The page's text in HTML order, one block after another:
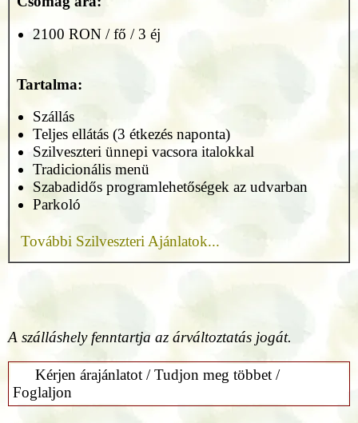
2100 RON / fő / 3 éj
Tartalma:
Szállás
Teljes ellátás (3 étkezés naponta)
Szilveszteri ünnepi vacsora italokkal
Tradicionális menü
Szabadidős programlehetőségek az udvarban
Parkoló
További Szilveszteri Ajánlatok...
A szálláshely fenntartja az árváltoztatás jogát.
Kérjen árajánlatot / Tudjon meg többet /
Foglaljon